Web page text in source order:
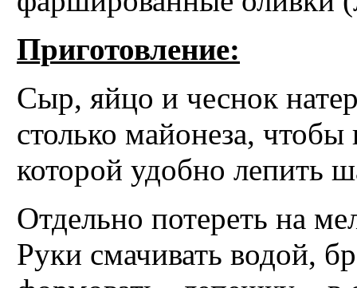
Приготовление:
Сыр, яйцо и чеснок
столько майонеза, чтобы
которой удобно лепить
Отдельно потереть на
Руки смачивать водой,